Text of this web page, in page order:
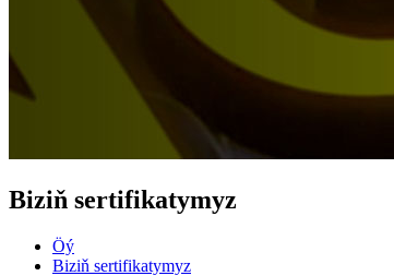
Biziň sertifikatymyz
Öý
Biziň sertifikatymyz